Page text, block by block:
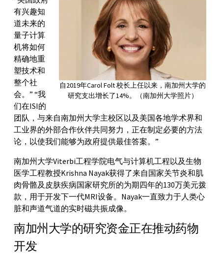
自2019年Carol Folt 校长上任以来，南加州大学的
研究支出增长了14%。（南加州大学照片）
有兴趣知
道未来的
量子计算
机将如何
精确地重
塑技术和
整个社
会。” “我
们在ISI的
团队，与来自南加州大学主校区以及美国各地学术界和
工业界的外部合作伙伴共同努力，正在制定必要的方法
论，以使我们能够为政府提供最佳答案。”
南加州大学Viterbi工程学院电气与计算机工程以及生物
医学工程教授Krishna Nayak获得了来自国家关节炎和肌
肉骨骼及皮肤疾病国家研究所的为期四年的130万美元拨
款，用于开发下一代MRI设备。Nayak一直致力于人类心
脏和声道气道的实时磁共振成像。
南加州大学的研究资金正在推动药物
开发